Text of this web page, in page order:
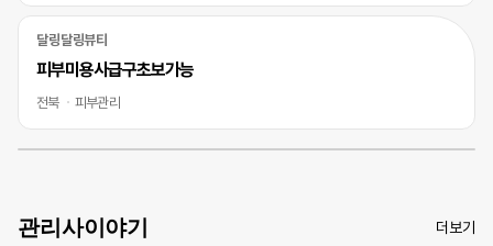
달링달링뷰티
피부미용사급구초보가능
전북 피부관리
관리사이야기 더보기